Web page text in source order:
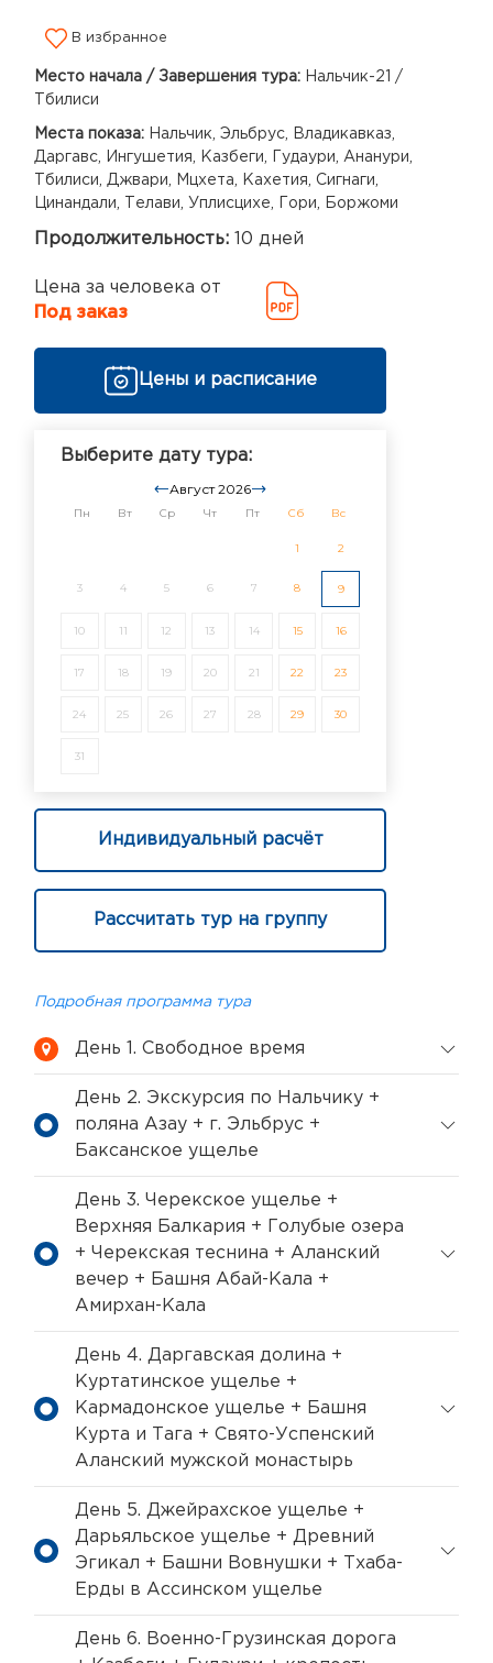
В избранное
Место начала / Завершения тура: Нальчик-21 /
Тбилиси
Места показа: Нальчик, Эльбрус, Владикавказ,
Даргавс, Ингушетия, Казбеги, Гудаури, Ананури,
Тбилиси, Джвари, Мцхета, Кахетия, Сигнаги,
Цинандали, Телави, Уплисцихе, Гори, Боржоми
Продолжительность: 10 дней
Цена за человека от
Под заказ
Цены и расписание
Выберите дату тура:
Август 2026
Пн Вт Ср Чт Пт Сб Вс
1 2
3 4 5 6 7 8 9
10 11 12 13 14 15 16
17 18 19 20 21 22 23
24 25 26 27 28 29 30
31
Индивидуальный расчёт
Рассчитать тур на группу
Подробная программа тура
День 1. Свободное время
День 2. Экскурсия по Нальчику +
поляна Азау + г. Эльбрус +
Баксанское ущелье
День 3. Черекское ущелье +
Верхняя Балкария + Голубые озера
+ Черекская теснина + Аланский
вечер + Башня Абай-Кала +
Амирхан-Кала
День 4. Даргавская долина +
Куртатинское ущелье +
Кармадонское ущелье + Башня
Курта и Тага + Свято-Успенский
Аланский мужской монастырь
День 5. Джейрахское ущелье +
Дарьяльское ущелье + Древний
Эгикал + Башни Вовнушки + Тхаба-
Ерды в Ассинском ущелье
День 6. Военно-Грузинская дорога